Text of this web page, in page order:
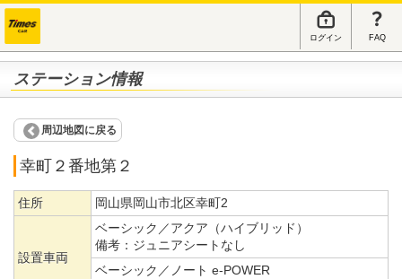
ログイン FAQ
ステーション情報
周辺地図に戻る
幸町２番地第２
住所 岡山県岡山市北区幸町2
設置車両
ベーシック／アクア（ハイブリッド）
備考： ジュニアシートなし
ベーシック／ノート e-POWER